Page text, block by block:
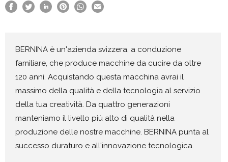
#55
quantità
BERNINA è un'azienda svizzera, a conduzione
familiare, che produce macchine da cucire da oltre
120 anni. Acquistando questa macchina avrai il
massimo della qualità e della tecnologia al servizio
della tua creatività. Da quattro generazioni
manteniamo il livello più alto di qualità nella
produzione delle nostre macchine. BERNINA punta al
successo duraturo e all'innovazione tecnologica.